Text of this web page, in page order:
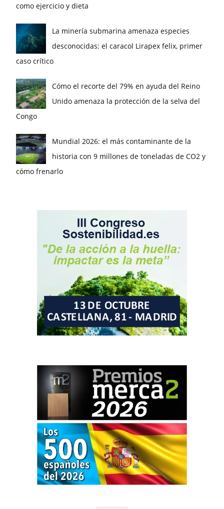
como ejercicio y dieta
La minería submarina amenaza especies
desconocidas: el caracol Lirapex felix, primer
caso crítico
Cómo el recorte del 79% en ayuda del Reino
Unido amenaza la protección de la selva del
Congo
Mundial 2026: el más contaminante de la
historia con 9 millones de toneladas de CO2 y
cómo frenarlo